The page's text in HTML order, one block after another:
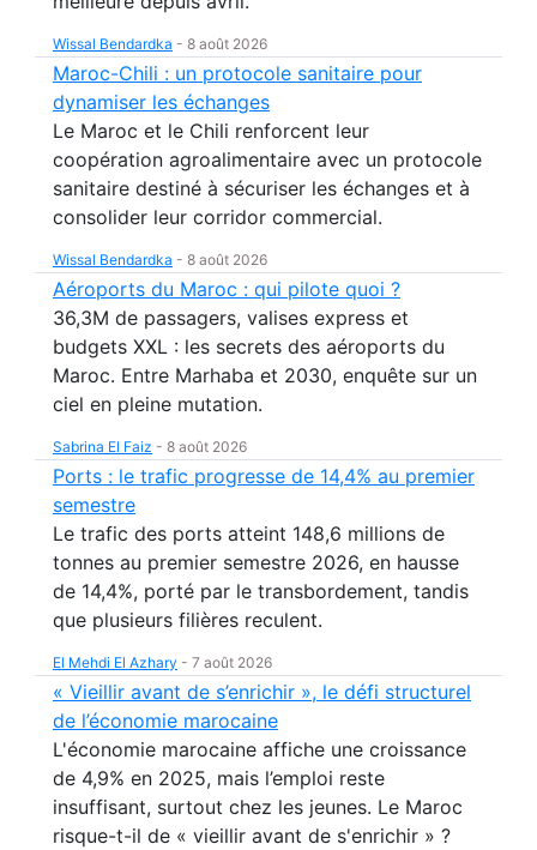
Wissal Bendardka - 8 août 2026
Maroc-Chili : un protocole sanitaire pour
dynamiser les échanges
Le Maroc et le Chili renforcent leur
coopération agroalimentaire avec un protocole
sanitaire destiné à sécuriser les échanges et à
consolider leur corridor commercial.
Wissal Bendardka - 8 août 2026
Aéroports du Maroc : qui pilote quoi ?
36,3M de passagers, valises express et
budgets XXL : les secrets des aéroports du
Maroc. Entre Marhaba et 2030, enquête sur un
ciel en pleine mutation.
Sabrina El Faiz - 8 août 2026
Ports : le trafic progresse de 14,4% au premier
semestre
Le trafic des ports atteint 148,6 millions de
tonnes au premier semestre 2026, en hausse
de 14,4%, porté par le transbordement, tandis
que plusieurs filières reculent.
El Mehdi El Azhary - 7 août 2026
« Vieillir avant de s’enrichir », le défi structurel
de l’économie marocaine
L'économie marocaine affiche une croissance
de 4,9% en 2025, mais l’emploi reste
insuffisant, surtout chez les jeunes. Le Maroc
risque-t-il de « vieillir avant de s'enrichir » ?